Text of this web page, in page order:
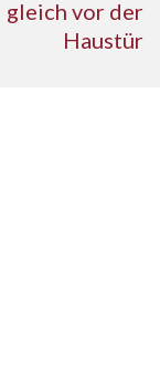
gleich vor der
Haustür